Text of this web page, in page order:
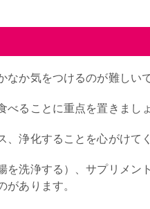
なか気をつけるのが難しい
べることに重点を置きまし
、浄化することを心がけて
を洗浄する）、サプリメン
があります。